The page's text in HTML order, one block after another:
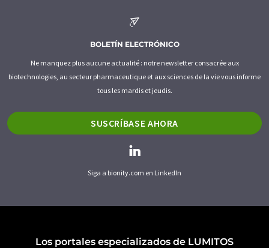
BOLETÍN ELECTRÓNICO
Ne manquez plus aucune actualité : notre newsletter consacrée aux
biotechnologies, au secteur pharmaceutique et aux sciences de la vie vous informe
tous les mardis et jeudis.
SUSCRÍBASE AHORA
Siga a bionity.com en LinkedIn
Los portales especializados de LUMITOS